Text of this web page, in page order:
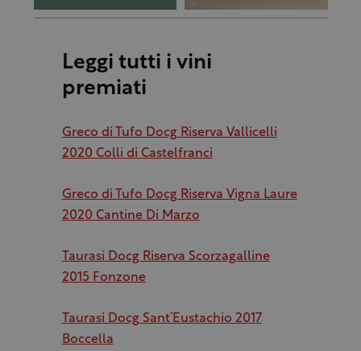
Leggi tutti i vini
premiati
Greco di Tufo Docg Riserva Vallicelli
2020 Colli di Castelfranci
Greco di Tufo Docg Riserva Vigna Laure
2020 Cantine Di Marzo
Taurasi Docg Riserva Scorzagalline
2015 Fonzone
Taurasi Docg Sant’Eustachio 2017
Boccella